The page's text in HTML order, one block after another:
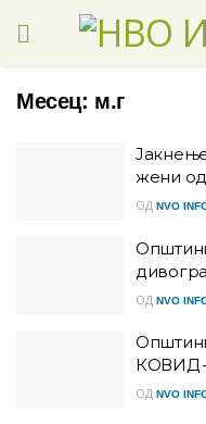
Месец: м.г
жени
ОД NVO
ОД NVO
КОВИД
ОД NVO